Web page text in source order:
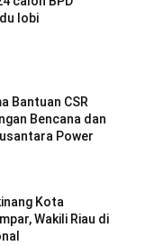
lobi
Bantuan CSR
Bencana dan
Power
Kota
Wakili Riau di